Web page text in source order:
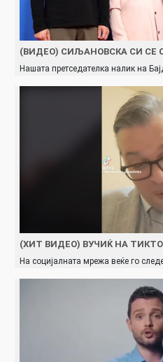
(ВИДЕО) СИЉАНОВСКА СИ СЕ
Нашата претседателка налик на
(ХИТ ВИДЕО) ВУЧИЌ НА
На социјалната мрежа веќе го